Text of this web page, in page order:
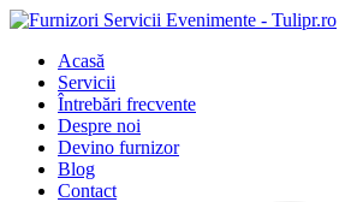
Acasă
Servicii
Întrebări frecvente
Despre noi
Devino furnizor
Blog
Contact